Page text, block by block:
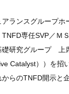
アランスグループ
専任SVP／Ｍ
研究グループ 上
Catalyst））を招い
からのTNFD開示と